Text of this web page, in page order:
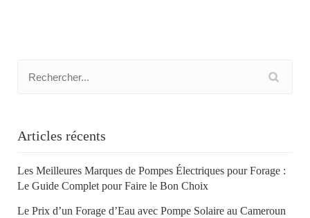
Articles récents
Les Meilleures Marques de Pompes Électriques pour Forage :
Le Guide Complet pour Faire le Bon Choix
Le Prix d’un Forage d’Eau avec Pompe Solaire au Cameroun